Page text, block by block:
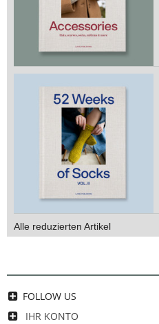
Alle reduzierten Artikel
FOLLOW US
IHR KONTO